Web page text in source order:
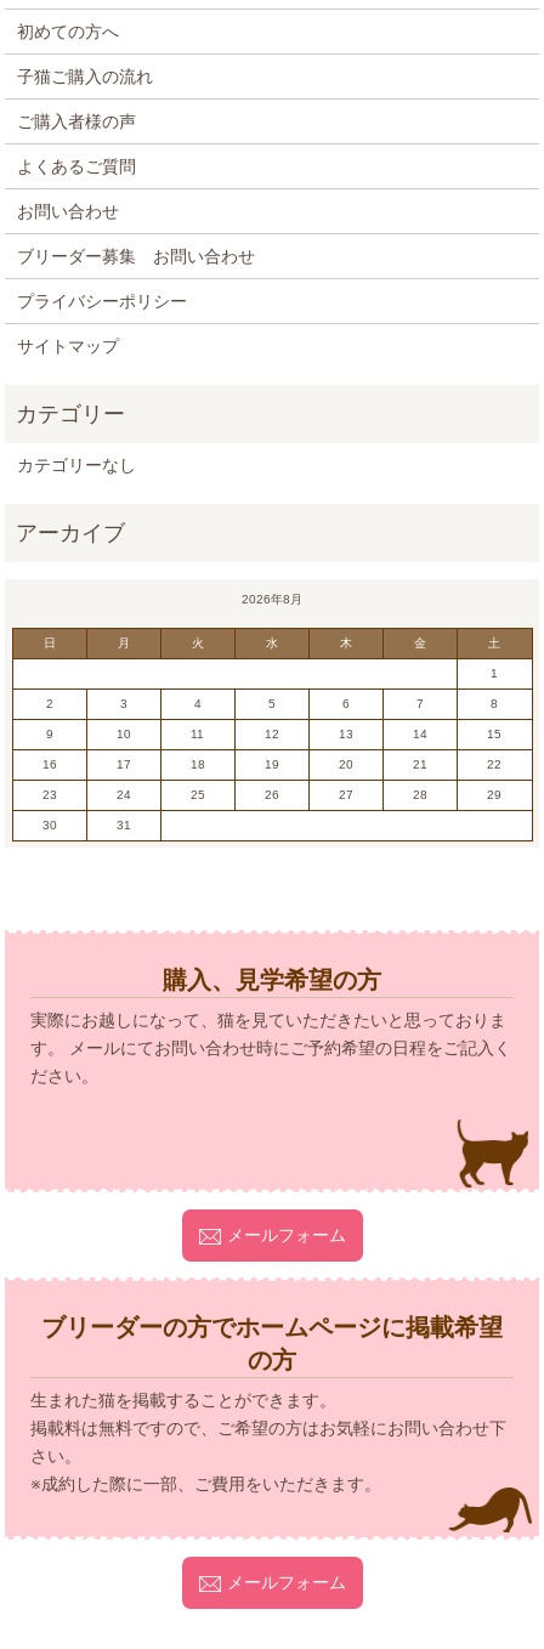
初めての方へ
子猫ご購入の流れ
ご購入者様の声
よくあるご質問
お問い合わせ
ブリーダー募集 お問い合わせ
プライバシーポリシー
サイトマップ
カテゴリーなし
2026年8月
日 月 火 水 木 金 土
1
2 3 4 5 6 7 8
9 10 11 12 13 14 15
16 17 18 19 20 21 22
23 24 25 26 27 28 29
30 31
購入、見学希望の方
実際にお越しになって、猫を見ていただきたいと思っておりま
す。 メールにてお問い合わせ時にご予約希望の日程をご記入く
ださい。
メールフォーム
ブリーダーの方でホームページに掲載希望
の方
生まれた猫を掲載することができます。
掲載料は無料ですので、ご希望の方はお気軽にお問い合わせ下
さい。
※成約した際に一部、ご費用をいただきます。
メールフォーム